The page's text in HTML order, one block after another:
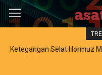
Dilema Pasar Global: